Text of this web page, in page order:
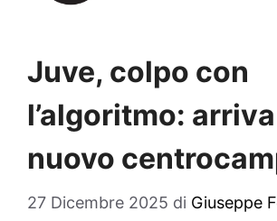
Juve, colpo con
l’algoritmo:
nuovo
27 Dicembre 2025 di Giuseppe